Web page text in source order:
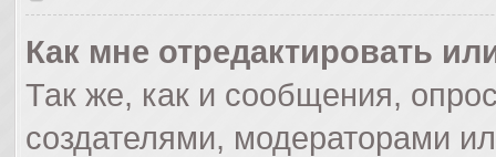
Как мне отредактировать
Так же, как и сообщения,
создателями, модераторами